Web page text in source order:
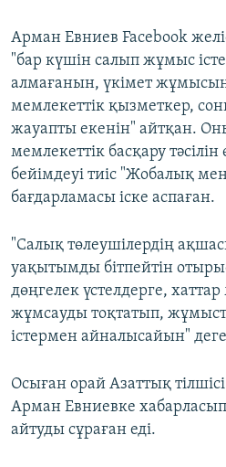
Арман Евниев Facebook
"бар күшін салып жұмыс
алмағанын, үкімет
мемлекеттік қызметкер,
жауапты екенін" айтқан.
мемлекеттік басқару
бейімдеуі тиіс "Жобалық
бағдарламасы іске аспаған.
"Салық төлеушілердің
уақытымды бітпейтін
дөңгелек үстелдерге,
жұмсауды тоқтатып,
істермен айналысайын"
Осыған орай Азаттық
Арман Евниевке
айтуды сұраған еді.